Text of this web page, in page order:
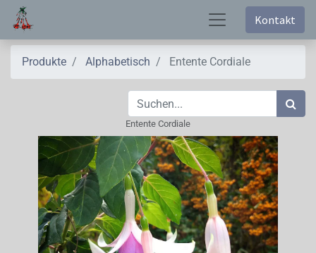
Kontakt
Produkte Alphabetisch Entente Cordiale
Entente Cordiale